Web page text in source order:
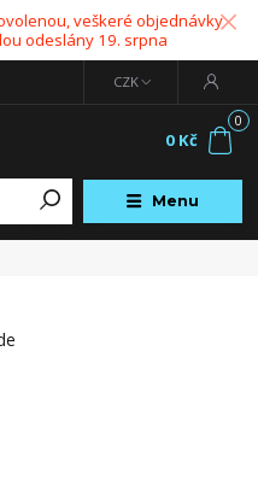
veškeré objednávky
odeslány 19. srpna
Menu
CZK
0
0 Kč